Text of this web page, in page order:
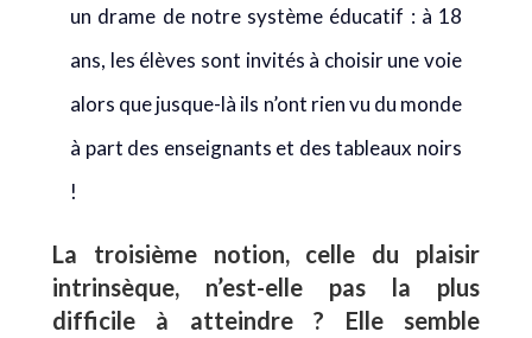
un drame de notre système éducatif : à 18
ans, les élèves sont invités à choisir une voie
alors que jusque-là ils n’ont rien vu du monde
à part des enseignants et des tableaux noirs
!
La troisième notion, celle du plaisir
intrinsèque, n’est-elle pas la plus
difficile à atteindre ? Elle semble